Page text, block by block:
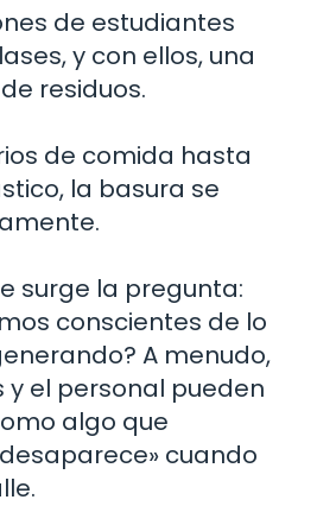
de estudiantes
y con ellos, una
residuos.
de comida hasta
la basura se
surge la pregunta:
conscientes de lo
A menudo,
y el personal pueden
algo que
cuando